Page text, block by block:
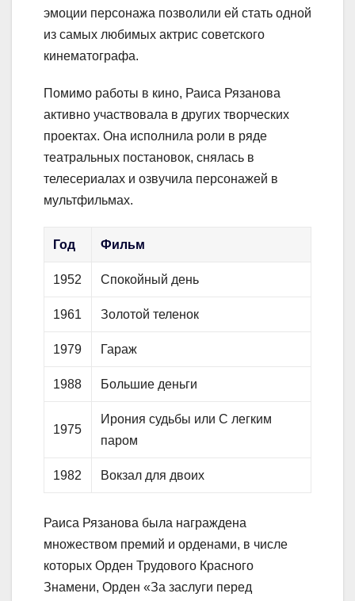
эмоции персонажа позволили ей стать одной
из самых любимых актрис советского
кинематографа.
Помимо работы в кино, Раиса Рязанова
активно участвовала в других творческих
проектах. Она исполнила роли в ряде
театральных постановок, снялась в
телесериалах и озвучила персонажей в
мультфильмах.
Год Фильм
1952 Спокойный день
1961 Золотой теленок
1979 Гараж
1988 Большие деньги
1975
Ирония судьбы или С легким
паром
1982 Вокзал для двоих
Раиса Рязанова была награждена
множеством премий и орденами, в числе
которых Орден Трудового Красного
Знамени, Орден «За заслуги перед